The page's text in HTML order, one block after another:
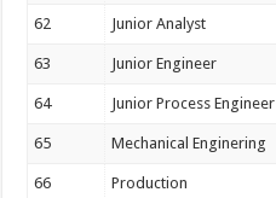
62 Junior Analyst
63 Junior Engineer
64 Junior Process Engineer
65 Mechanical Enginering
66 Production